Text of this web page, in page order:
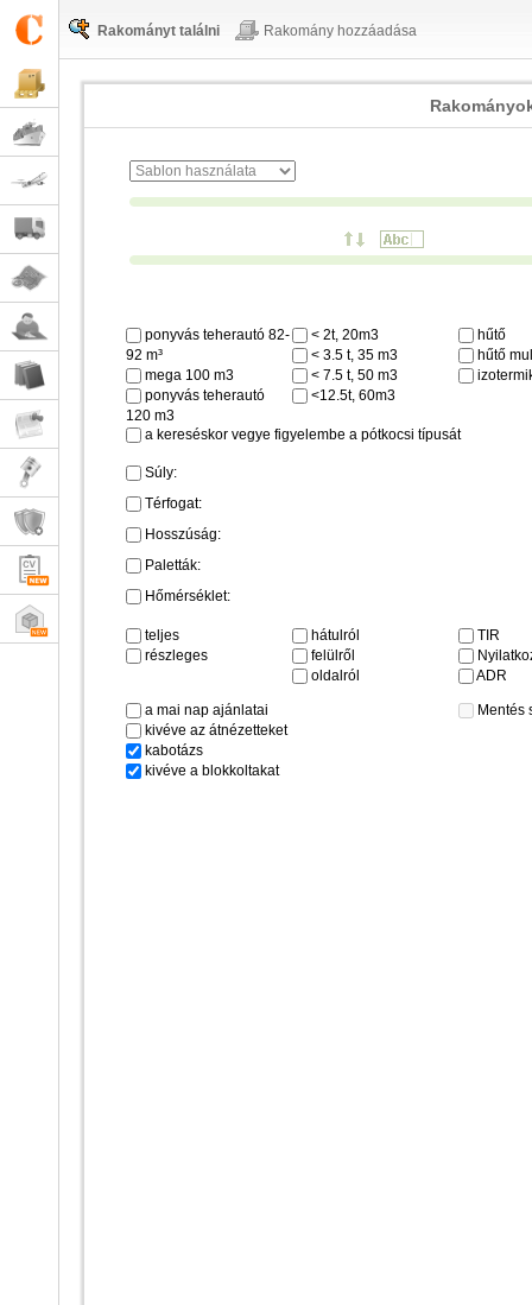
Rakományt találni Rakomány hozzáadása
ponyvás teherautó 82-
92 m³
mega 100 m3
ponyvás teherautó
120 m3
< 2t, 20m3
< 3.5 t, 35 m3
< 7.5 t, 50 m3
<12.5t, 60m3
hűtő
hűtő
a kereséskor vegye figyelembe a pótkocsi típusát
Súly:
Térfogat:
Hosszúság:
Paletták:
Hőmérséklet:
teljes
részleges
hátulról
felülről
oldalról
TIR
ADR
a mai nap ajánlatai
kivéve az átnézetteket
kabotázs
kivéve a blokkoltakat
Mentés